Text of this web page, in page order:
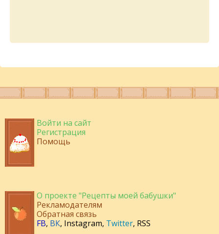
Войти на сайт
Регистрация
Помощь
О проекте "Рецепты моей бабушки"
Рекламодателям
Обратная связь
FB, ВК, Instagram, Twitter, RSS